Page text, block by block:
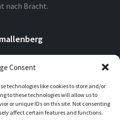
Consent
technologies like cookies to store and/or
to these technologies will allow us to
or unique IDs on this site. Not consenting
affect certain features and functions.
nach Bracht.